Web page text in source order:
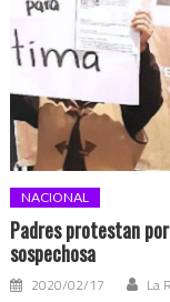
NACIONAL
Padres protestan
sospechosa
2020/02/17 La